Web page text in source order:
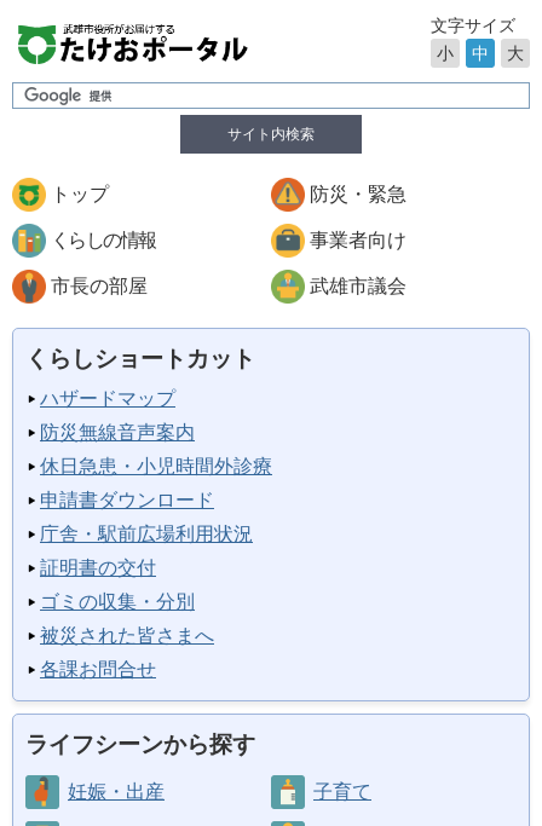
サイト内検索
文字サイズ
小
中 大
トップ 防災・緊急
くらしの情報 事業者向け
市長の部屋 武雄市議会
くらしショートカット
ハザードマップ
防災無線音声案内
休日急患・小児時間外診療
申請書ダウンロード
庁舎・駅前広場利用状況
証明書の交付
ゴミの収集・分別
被災された皆さまへ
各課お問合せ
ライフシーンから探す
妊娠・出産 子育て